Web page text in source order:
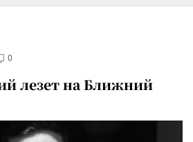
0
лезет на Ближний